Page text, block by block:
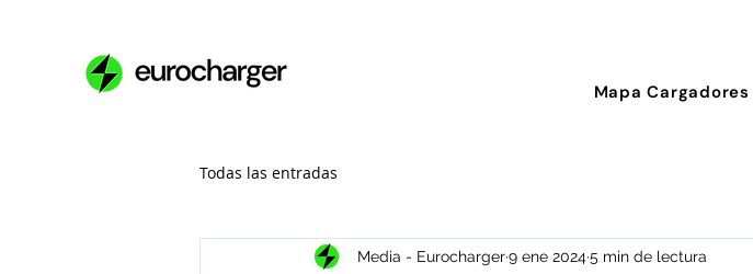
Mapa Cargadores
Todas las entradas
Media - Eurocharger9 ene 20245 min de lectura